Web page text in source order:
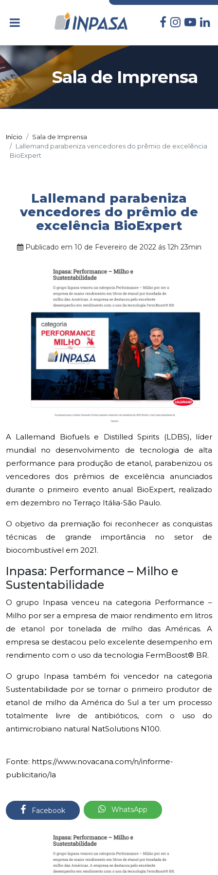
Sala de Imprensa
Início
Sala de Imprensa
Lallemand parabeniza vencedores do prêmio de excelência
BioExpert
Lallemand parabeniza
vencedores do prêmio de
excelência BioExpert
Publicado em 10 de Fevereiro de 2022 ás 12h 23min
A Lallemand Biofuels e Distilled Spirits (LDBS), líder
mundial no desenvolvimento de tecnologia de alta
performance para produção de etanol, parabenizou os
vencedores dos prêmios de excelência anunciados
durante o primeiro evento anual BioExpert, realizado
em dezembro no Terraço Itália-São Paulo.
O objetivo da premiação foi reconhecer as conquistas
técnicas de grande importância no setor de
biocombustível em 2021.
Inpasa: Performance – Milho e
Sustentabilidade
O grupo Inpasa venceu na categoria Performance –
Milho por ser a empresa de maior rendimento em litros
de etanol por tonelada de milho das Américas. A
empresa se destacou pelo excelente desempenho em
rendimento com o uso da tecnologia FermBoost® BR.
O grupo Inpasa também foi vencedor na categoria
Sustentabilidade por se tornar o primeiro produtor de
etanol de milho da América do Sul a ter um processo
totalmente livre de antibióticos, com o uso do
antimicrobiano natural NatSolutions N100.
Fonte: https://www.novacana.com/n/informe-
publicitario/la
Facebook WhatsApp